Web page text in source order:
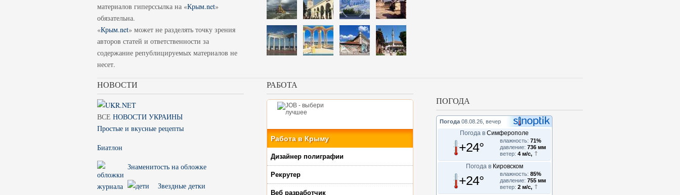
материалов гиперссылка на «Крым.net»
обязательна.
«Крым.net» может не разделять точку зрения
авторов статей и ответственности за
содержание републицируемых материалов не
несет.
НОВОСТИ
ВСЕ НОВОСТИ УКРАИНЫ
Простые и вкусные рецепты
Биатлон
Знаменитость на обложке
Звездные детки
РАБОТА
Работа в Крыму
Дизайнер полиграфии
Рекрутер
Веб разработчик
ПОГОДА
Погода 08.08.26, вечер
Погода в Симферополе
+24° влажность: 71%
давление: 736 мм
ветер: 4 м/с,
Погода в Кировском
+24° влажность: 85%
давление: 755 мм
ветер: 2 м/с,